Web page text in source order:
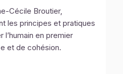
Cécile Broutier,
les principes et pratiques
l’humain en premier
et de cohésion.